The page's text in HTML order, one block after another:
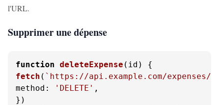
l'URL.
Supprimer une dépense
function deleteExpense ( id
fetch ( `https://api.example.com/expenses/
method : 'DELETE' ,
})